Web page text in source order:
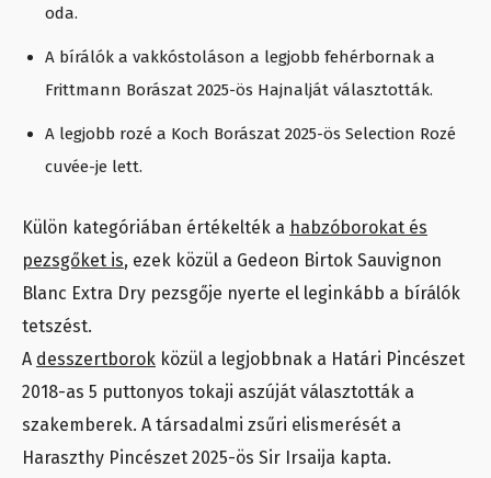
oda.
A bírálók a vakkóstoláson a legjobb fehérbornak a
Frittmann Borászat 2025-ös Hajnalját választották.
A legjobb rozé a Koch Borászat 2025-ös Selection Rozé
cuvée-je lett.
Külön kategóriában értékelték a habzóborokat és
pezsgőket is, ezek közül a Gedeon Birtok Sauvignon
Blanc Extra Dry pezsgője nyerte el leginkább a bírálók
tetszést.
A desszertborok közül a legjobbnak a Határi Pincészet
2018-as 5 puttonyos tokaji aszúját választották a
szakemberek. A társadalmi zsűri elismerését a
Haraszthy Pincészet 2025-ös Sir Irsaija kapta.